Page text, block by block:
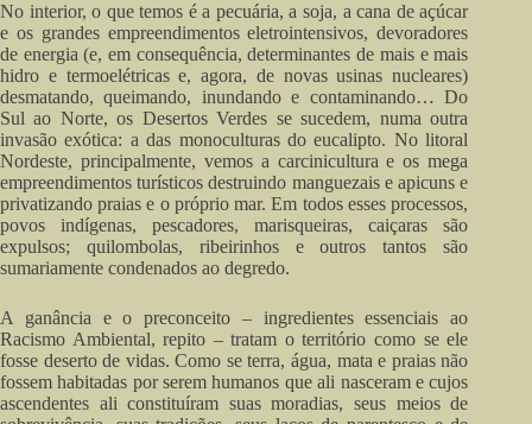
No interior, o que temos é a pecuária, a soja, a cana de açúcar
e os grandes empreendimentos eletrointensivos, devoradores
de energia (e, em consequência, determinantes de mais e mais
hidro e termoelétricas e, agora, de novas usinas nucleares)
desmatando, queimando, inundando e contaminando… Do
Sul ao Norte, os Desertos Verdes se sucedem, numa outra
invasão exótica: a das monoculturas do eucalipto. No litoral
Nordeste, principalmente, vemos a carcinicultura e os mega
empreendimentos turísticos destruindo manguezais e apicuns e
privatizando praias e o próprio mar. Em todos esses processos,
povos indígenas, pescadores, marisqueiras, caiçaras são
expulsos; quilombolas, ribeirinhos e outros tantos são
sumariamente condenados ao degredo.
A ganância e o preconceito – ingredientes essenciais ao
Racismo Ambiental, repito – tratam o território como se ele
fosse deserto de vidas. Como se terra, água, mata e praias não
fossem habitadas por serem humanos que ali nasceram e cujos
ascendentes ali constituíram suas moradias, seus meios de